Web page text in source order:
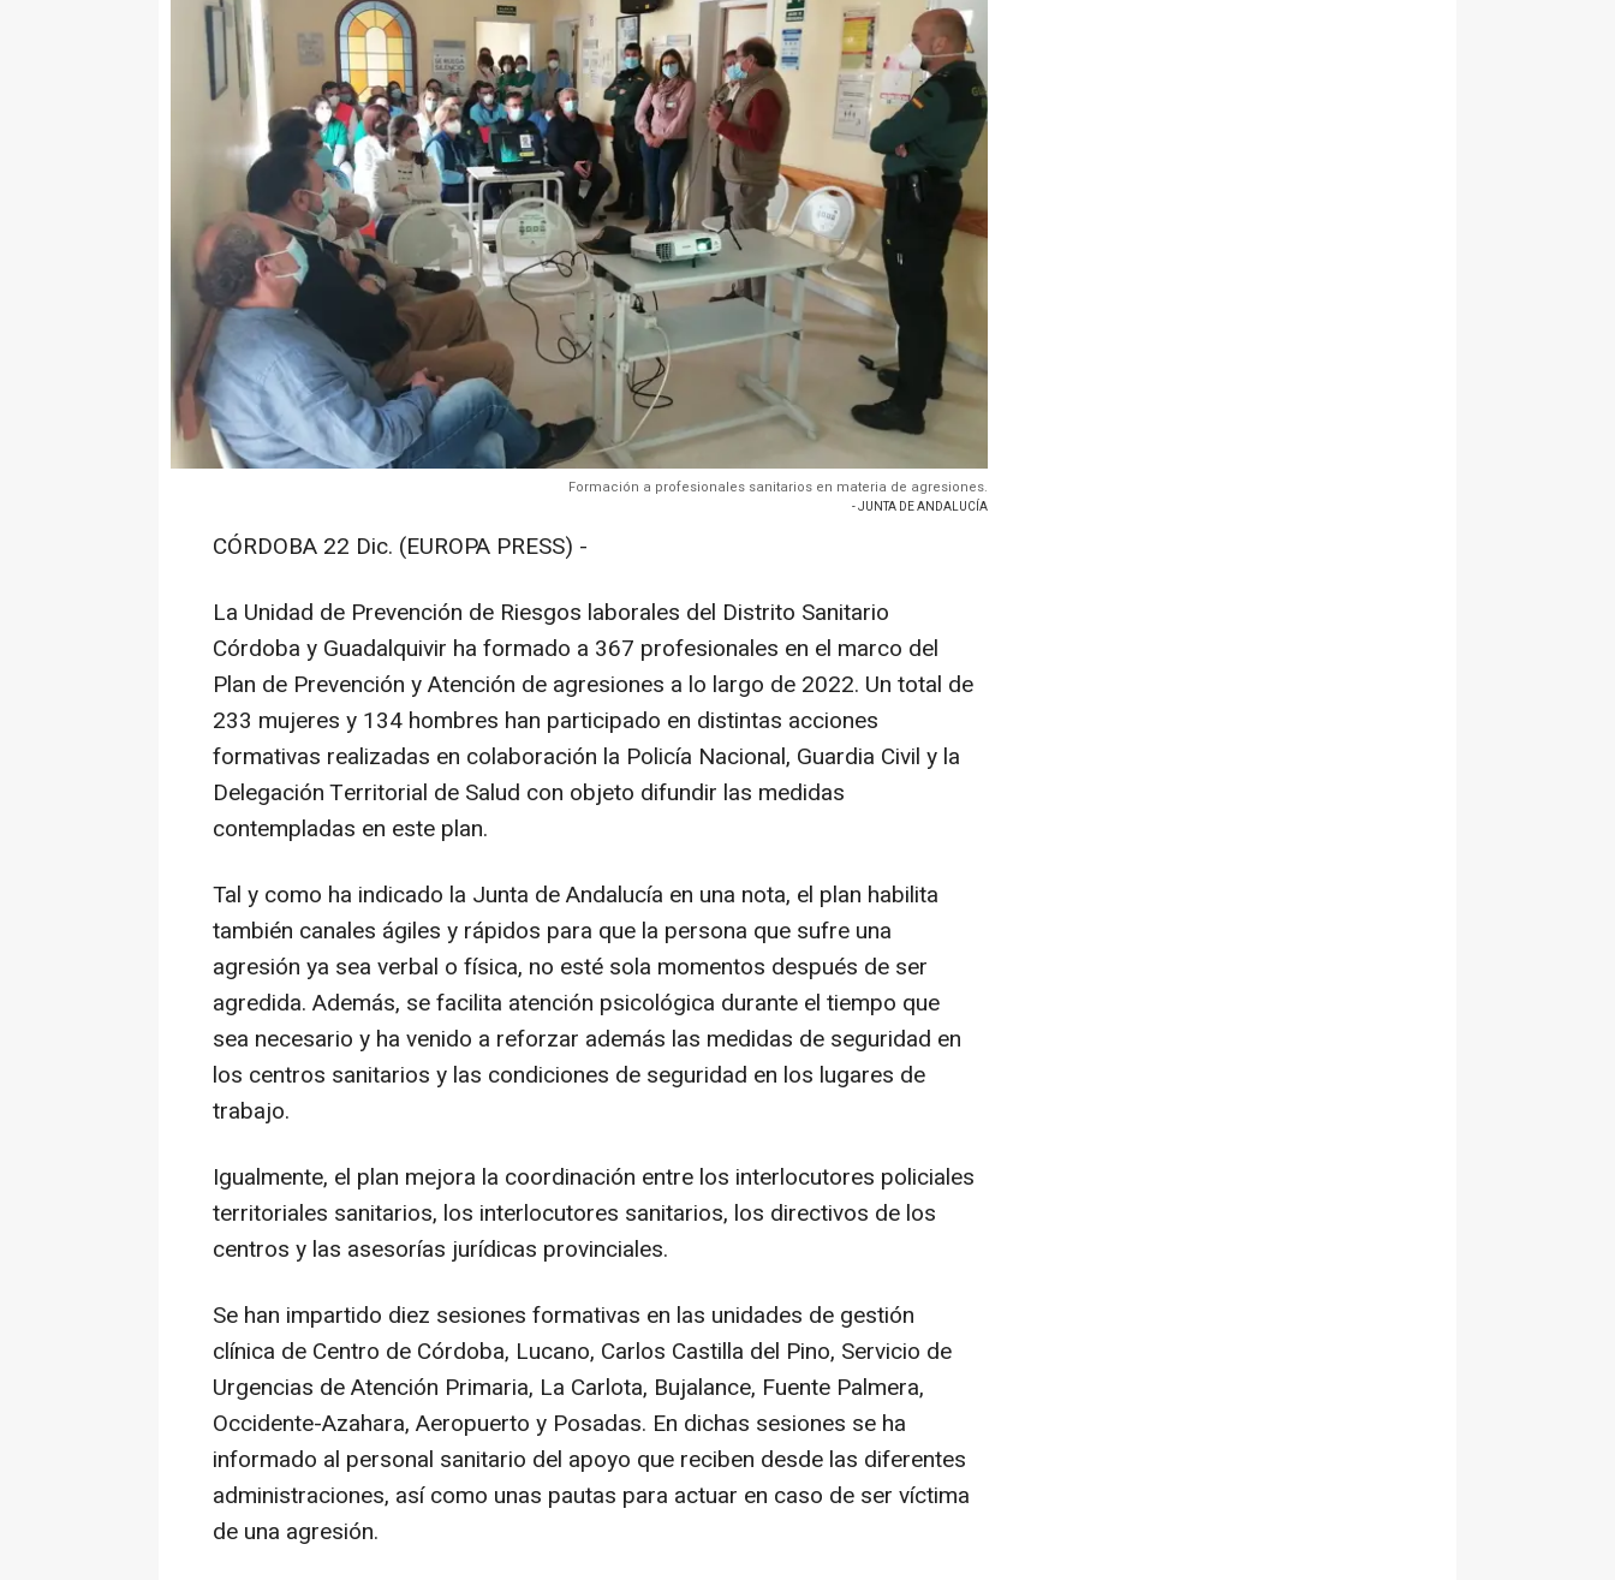
Formación a profesionales sanitarios en materia de agresiones.
- JUNTA DE ANDALUCÍA
CÓRDOBA 22 Dic. (EUROPA PRESS) -
La Unidad de Prevención de Riesgos laborales del Distrito Sanitario
Córdoba y Guadalquivir ha formado a 367 profesionales en el marco del
Plan de Prevención y Atención de agresiones a lo largo de 2022. Un total de
233 mujeres y 134 hombres han participado en distintas acciones
formativas realizadas en colaboración la Policía Nacional, Guardia Civil y la
Delegación Territorial de Salud con objeto difundir las medidas
contempladas en este plan.
Tal y como ha indicado la Junta de Andalucía en una nota, el plan habilita
también canales ágiles y rápidos para que la persona que sufre una
agresión ya sea verbal o física, no esté sola momentos después de ser
agredida. Además, se facilita atención psicológica durante el tiempo que
sea necesario y ha venido a reforzar además las medidas de seguridad en
los centros sanitarios y las condiciones de seguridad en los lugares de
trabajo.
Igualmente, el plan mejora la coordinación entre los interlocutores policiales
territoriales sanitarios, los interlocutores sanitarios, los directivos de los
centros y las asesorías jurídicas provinciales.
Se han impartido diez sesiones formativas en las unidades de gestión
clínica de Centro de Córdoba, Lucano, Carlos Castilla del Pino, Servicio de
Urgencias de Atención Primaria, La Carlota, Bujalance, Fuente Palmera,
Occidente-Azahara, Aeropuerto y Posadas. En dichas sesiones se ha
informado al personal sanitario del apoyo que reciben desde las diferentes
administraciones, así como unas pautas para actuar en caso de ser víctima
de una agresión.